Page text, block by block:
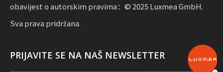
obavijest o autorskim pravima：© 2025 Luxmea GmbH.
Sva prava pridržana.
PRIJAVITE SE NA NAŠ NEWSLETTER